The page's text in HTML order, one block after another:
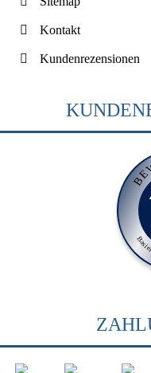
Kontakt
Kundenrezensionen